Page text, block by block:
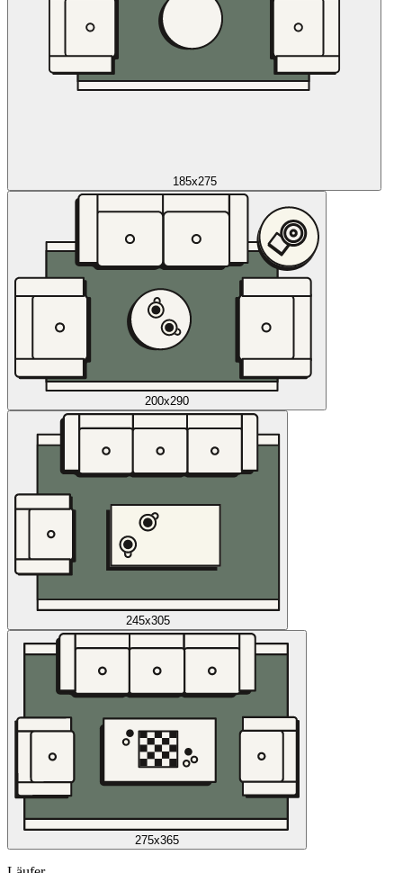
185x275
200x290
245x305
275x365